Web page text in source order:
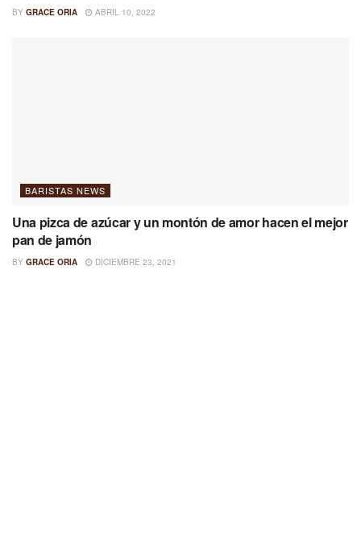
BY GRACE ORIA ABRIL 10, 2022
BARISTAS NEWS
Una pizca de azúcar y un montón de amor hacen el mejor
pan de jamón
BY GRACE ORIA DICIEMBRE 23, 2021